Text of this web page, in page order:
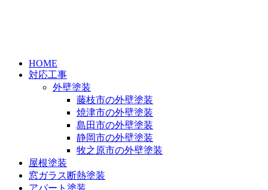
HOME
対応工事
外壁塗装
藤枝市の外壁塗装
焼津市の外壁塗装
島田市の外壁塗装
静岡市の外壁塗装
牧之原市の外壁塗装
屋根塗装
窓ガラス断熱塗装
アパート塗装